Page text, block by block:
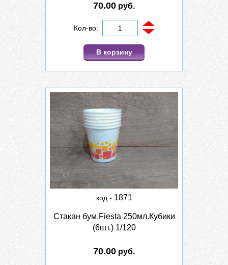
70.00 руб.
Кол-во:
В корзину
код - 1871
Стакан бум.Fiesta 250мл.Кубики
(6шт.) 1/120
70.00 руб.